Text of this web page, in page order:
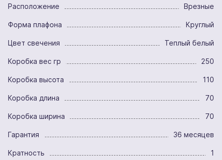
Расположение Врезные
Форма плафона Круглый
Цвет свечения Теплый белый
Коробка вес гр 250
Коробка высота 110
Коробка длина 70
Коробка ширина 70
Гарантия 36 месяцев
Кратность 1